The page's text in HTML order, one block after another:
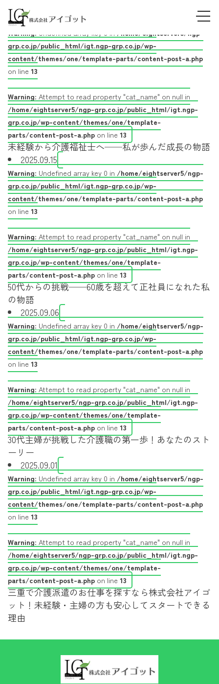
Skip
to
介護
2025.09.29
Warning: Undefined array key 0 in /home/eightserver5/ngp-
grp.co.jp/public_html/igt.ngp-grp.co.jp/wp-
content/themes/one/template-parts/content-post-a.php
on line 13
Warning: Attempt to read property "cat_name" on null in
/home/eightserver5/ngp-grp.co.jp/public_html/igt.ngp-
grp.co.jp/wp-content/themes/one/template-
parts/content-post-a.php on line 13
未経験から介護福祉士へ──私が歩んだ成長の物語
2025.09.15
Warning: Undefined array key 0 in /home/eightserver5/ngp-
grp.co.jp/public_html/igt.ngp-grp.co.jp/wp-
content/themes/one/template-parts/content-post-a.php
on line 13
Warning: Attempt to read property "cat_name" on null in
/home/eightserver5/ngp-grp.co.jp/public_html/igt.ngp-
grp.co.jp/wp-content/themes/one/template-
parts/content-post-a.php on line 13
50代からの挑戦──60歳を超えて正社員になれた私
の物語
2025.09.06
Warning: Undefined array key 0 in /home/eightserver5/ngp-
grp.co.jp/public_html/igt.ngp-grp.co.jp/wp-
content/themes/one/template-parts/content-post-a.php
on line 13
Warning: Attempt to read property "cat_name" on null in
/home/eightserver5/ngp-grp.co.jp/public_html/igt.ngp-
grp.co.jp/wp-content/themes/one/template-
parts/content-post-a.php on line 13
30代主婦が挑戦した介護職の第一歩！あなたのスト
ーリー
2025.09.01
Warning: Undefined array key 0 in /home/eightserver5/ngp-
grp.co.jp/public_html/igt.ngp-grp.co.jp/wp-
content/themes/one/template-parts/content-post-a.php
on line 13
Warning: Attempt to read property "cat_name" on null in
/home/eightserver5/ngp-grp.co.jp/public_html/igt.ngp-
grp.co.jp/wp-content/themes/one/template-
parts/content-post-a.php on line 13
三重で介護派遣のお仕事を探すなら株式会社アイゴ
ット！未経験・主婦の方も安心してスタートできる
理由